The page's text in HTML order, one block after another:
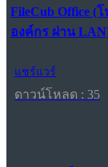
FileCub Office (
องค์กร ผ่าน
แชร์แวร์
ดาวน์โหลด : 35